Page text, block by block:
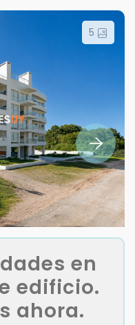
5
en
edificio.
ahora.